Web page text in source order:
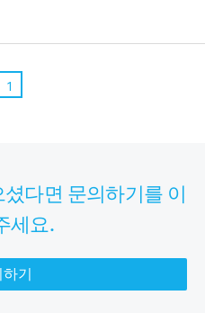
1
다면 문의하기를 이
세요.
하기